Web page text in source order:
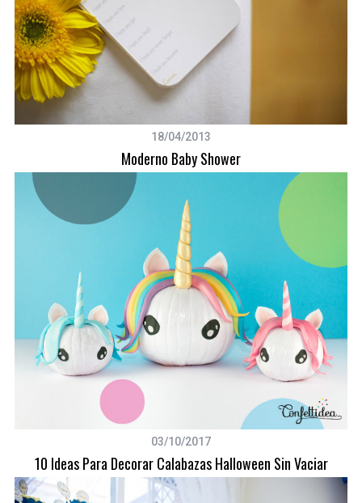
18/04/2013
Moderno Baby Shower
03/10/2017
10 Ideas Para Decorar Calabazas Halloween Sin Vaciar